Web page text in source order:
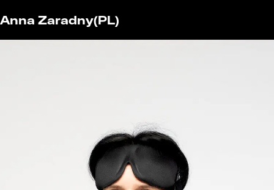
Anna Zaradny(PL)